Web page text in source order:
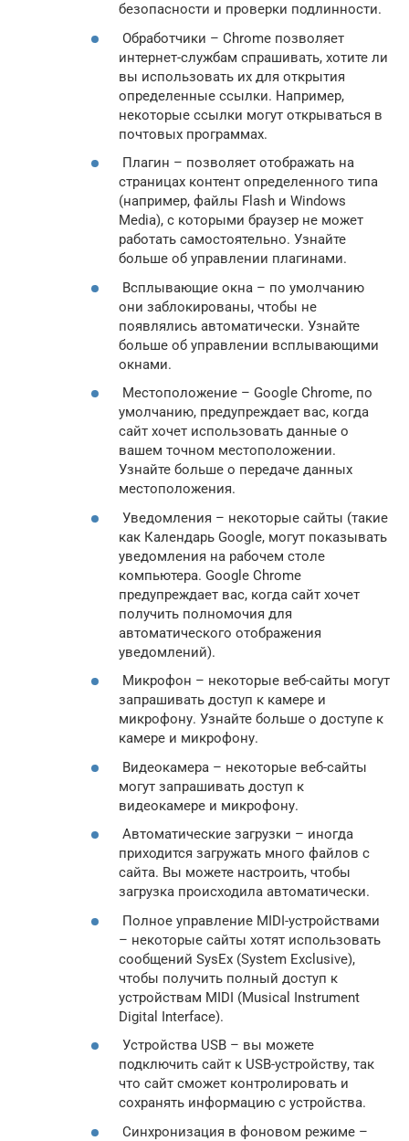
безопасности и проверки подлинности.
Обработчики – Chrome позволяет
интернет-службам спрашивать, хотите ли
вы использовать их для открытия
определенные ссылки. Например,
некоторые ссылки могут открываться в
почтовых программах.
Плагин – позволяет отображать на
страницах контент определенного типа
(например, файлы Flash и Windows
Media), с которыми браузер не может
работать самостоятельно. Узнайте
больше об управлении плагинами.
Всплывающие окна – по умолчанию
они заблокированы, чтобы не
появлялись автоматически. Узнайте
больше об управлении всплывающими
окнами.
Местоположение – Google Chrome, по
умолчанию, предупреждает вас, когда
сайт хочет использовать данные о
вашем точном местоположении.
Узнайте больше о передаче данных
местоположения.
Уведомления – некоторые сайты (такие
как Календарь Google, могут показывать
уведомления на рабочем столе
компьютера. Google Chrome
предупреждает вас, когда сайт хочет
получить полномочия для
автоматического отображения
уведомлений).
Микрофон – некоторые веб-сайты могут
запрашивать доступ к камере и
микрофону. Узнайте больше о доступе к
камере и микрофону.
Видеокамера – некоторые веб-сайты
могут запрашивать доступ к
видеокамере и микрофону.
Автоматические загрузки – иногда
приходится загружать много файлов с
сайта. Вы можете настроить, чтобы
загрузка происходила автоматически.
Полное управление MIDI-устройствами
– некоторые сайты хотят использовать
сообщений SysEx (System Exclusive),
чтобы получить полный доступ к
устройствам MIDI (Musical Instrument
Digital Interface).
Устройства USB – вы можете
подключить сайт к USB-устройству, так
что сайт сможет контролировать и
сохранять информацию с устройства.
Синхронизация в фоновом режиме –